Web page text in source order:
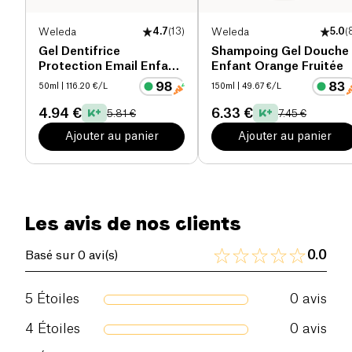
Weleda 4.7(13)
Gel Dentifrice
Protection Email Enfant
Sans Fluor bio
50ml | 116.20 €/L
4.94 € 5.81 €
Ajouter au panier
Weleda 5.0(
Shampoing Gel Douche
Enfant Orange Fruitée
150ml | 49.67 €/L
6.33 € 7.45 €
Ajouter au panier
utilisation régulière
Shampooing Enfant Calendula laisse les cheveux
doux, hydratés et facilement démêlables. Sa
formule neutre convient aussi bien aux petites
filles qu'aux petits garçons, faisant de ce
shampooing un choix universel pour tous les
enfants. Utilisez-le en combinaison avec un soin
démêlant de la même gamme pour obtenir les
Les avis de nos clients
Basé sur 0 avi(s) 0.0
5 Étoiles 0 avis
4 Étoiles 0 avis